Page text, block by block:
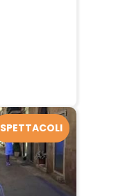
SPETTACOLI